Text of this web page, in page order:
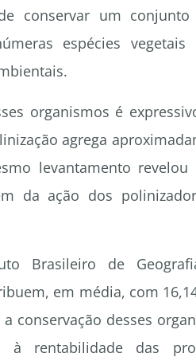
conservar um
espécies
organismos é
agrega
levantamento
da ação dos
Brasileiro de
em média, com
conservação desses
à rentabilidade das